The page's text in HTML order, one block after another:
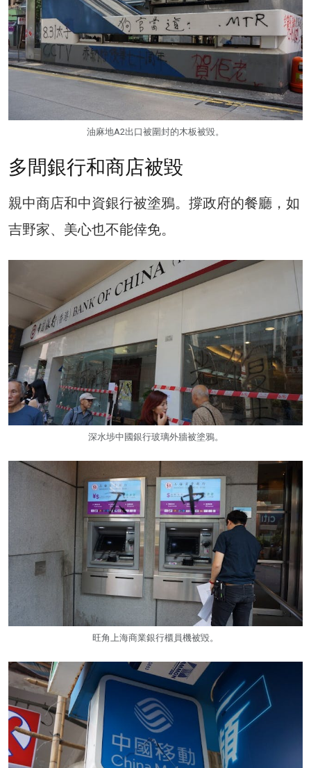
油麻地A2出口被圍封的木板被毀。
多間銀行和商店被毀
親中商店和中資銀行被塗鴉。撐政府的餐廳，如
吉野家、美心也不能倖免。
深水埗中國銀行玻璃外牆被塗鴉。
旺角上海商業銀行櫃員機被毀。